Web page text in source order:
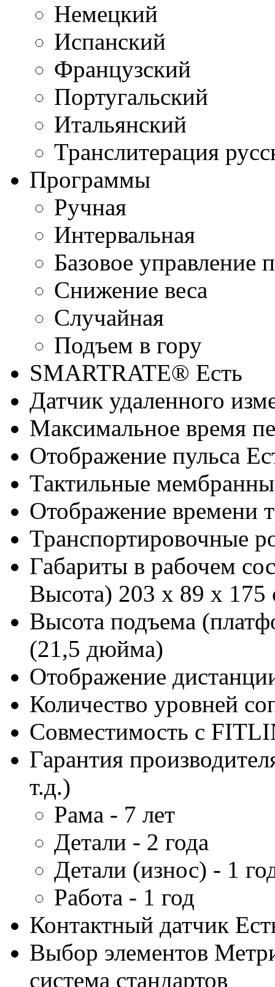
Немецкий
Испанский
Французский
Португальский
Итальянский
Транслитерация
Программы
Ручная
Интервальная
Базовое управление
Снижение веса
Случайная
Подъем в гору
SMARTRATE® Есть
Датчик удаленного
Максимальное время
Отображение пульса
Тактильные
Отображение времени
Транспортировочные
Габариты в рабочем
Высота) 203 х 89 х
Высота подъема
(21,5 дюйма)
Отображение
Количество уровней
Совместимость с
Гарантия
т.д.)
Рама - 7 лет
Детали - 2 года
Детали (износ) - 1
Работа - 1 год
Контактный датчик
Выбор элементов
система стандартов